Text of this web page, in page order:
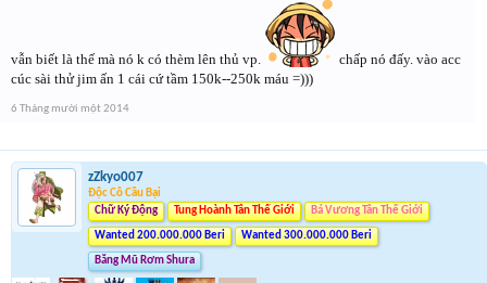
vẫn biết là thế mà nó k có thèm lên thủ vp.
chấp nó đấy. vào acc
cúc sài thử jim ấn 1 cái cứ tầm 150k--250k máu =)))
6 Tháng mười một 2014
zZkyo007
Độc Cô Cầu Bại
Chữ Ký Động
Tung Hoành Tân Thế Giới Bá Vương Tân Thế Giới
Wanted 200.000.000 Beri Wanted 300.000.000 Beri
Băng Mũ Rơm Shura